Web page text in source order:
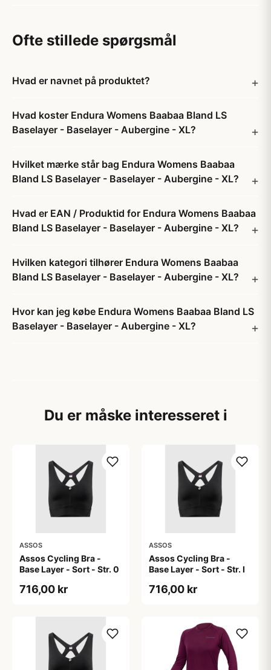
Ofte stillede spørgsmål
Hvad er navnet på produktet?
Hvad koster Endura Womens Baabaa Bland LS
Baselayer - Baselayer - Aubergine - XL?
Hvilket mærke står bag Endura Womens Baabaa
Bland LS Baselayer - Baselayer - Aubergine - XL?
Hvad er EAN / Produktid for Endura Womens Baabaa
Bland LS Baselayer - Baselayer - Aubergine - XL?
Hvilken kategori tilhører Endura Womens Baabaa
Bland LS Baselayer - Baselayer - Aubergine - XL?
Hvor kan jeg købe Endura Womens Baabaa Bland LS
Baselayer - Baselayer - Aubergine - XL?
Du er måske interesseret i
ASSOS
Assos Cycling Bra -
Base Layer - Sort - Str. 0
716,00 kr
ASSOS
Assos Cycling Bra -
Base Layer - Sort - Str. I
716,00 kr